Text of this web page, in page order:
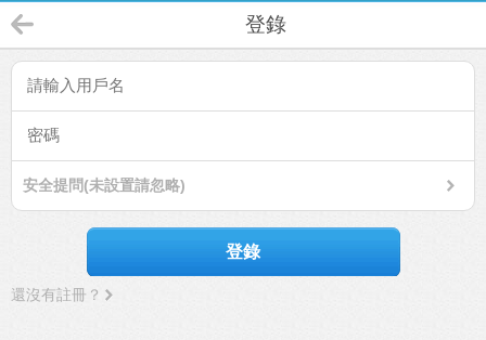
登錄
安全提問(未設置請忽略)
登錄
還沒有註冊？